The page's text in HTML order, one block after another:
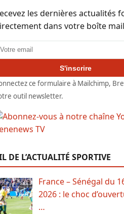
les dernières actualités
dans votre boîte
Adresse email
S'inscrire
ce formulaire à Mailchimp,
outil newsletter.
DE L’ACTUALITÉ SPORTIVE
France – Sénégal du
2026 : le choc
…